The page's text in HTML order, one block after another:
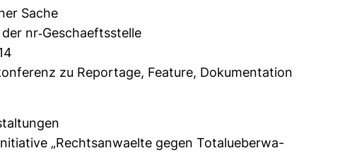
Sache
nr-​Ges­chaefts­stelle
zu Repor­tage, Fea­ture, Doku­men­ta­tion
„Rechts­an­waelte gegen Totalu­e­ber­wa­